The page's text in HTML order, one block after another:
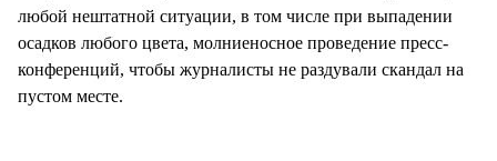
любой нештатной ситуации, в том числе при выпадении
осадков любого цвета, молниеносное проведение пресс-
конференций, чтобы журналисты не раздували скандал на
пустом месте.